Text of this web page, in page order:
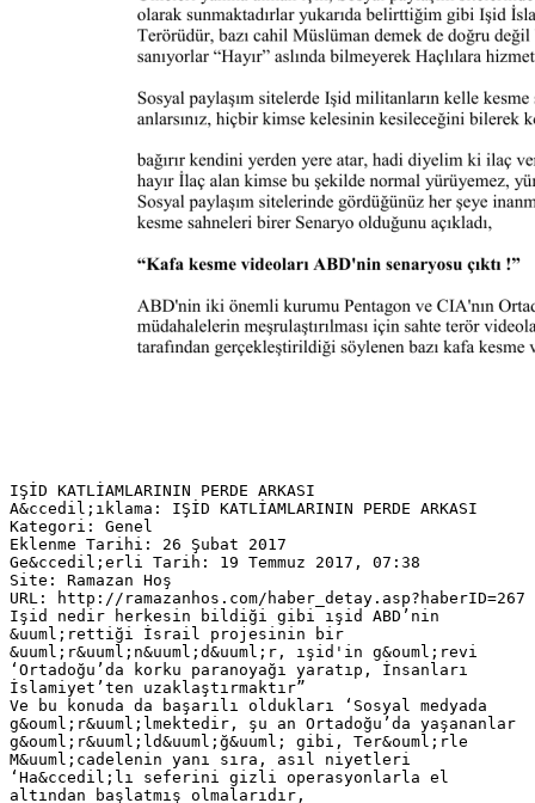
IŞİD KATLİAMLARININ PERDE ARKASI
A&ccedil;ıklama: IŞİD KATLİAMLARININ PERDE ARKASI
Kategori: Genel
Eklenme Tarihi: 26 Şubat 2017
Ge&ccedil;erli Tarih: 19 Temmuz 2017, 07:38
Site: Ramazan Hoş
URL: http://ramazanhos.com/haber_detay.asp?haberID=267
Işid nedir herkesin bildiği gibi ışid ABD’nin
&uuml;rettiği İsrail projesinin bir
&uuml;r&uuml;n&uuml;d&uuml;r, ışid'in g&ouml;revi
‘Ortadoğu’da korku paranoyağı yaratıp, İnsanları
İslamiyet’ten uzaklaştırmaktır”
Ve bu konuda da başarılı oldukları ‘Sosyal medyada
g&ouml;r&uuml;lmektedir, şu an Ortadoğu’da yaşananlar
g&ouml;r&uuml;ld&uuml;ğ&uuml; gibi, Ter&ouml;rle
M&uuml;cadelenin yanı sıra, asıl niyetleri
‘Ha&ccedil;lı seferini gizli operasyonlarla el
altından başlatmış olmalarıdır,